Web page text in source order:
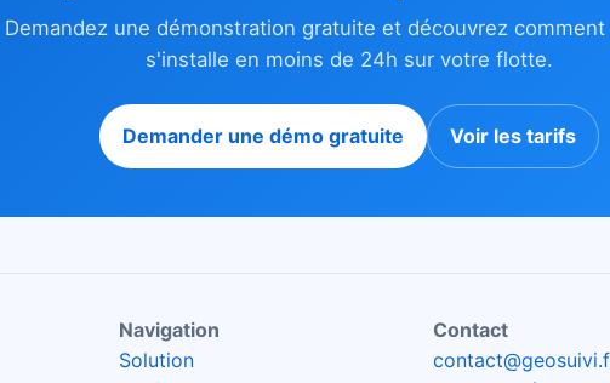
Demandez une démonstration gratuite et découvrez comment
s'installe en moins de 24h sur votre flotte.
Demander une démo gratuite Voir les tarifs
Navigation
Solution
Contact